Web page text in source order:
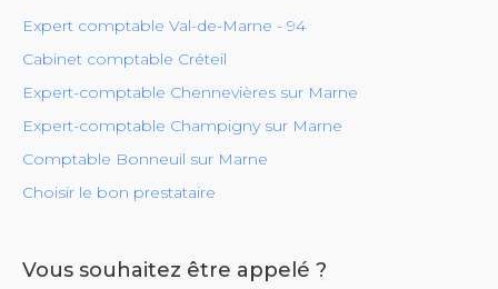
Expert comptable Val-de-Marne - 94
Cabinet comptable Créteil
Expert-comptable Chennevières sur Marne
Expert-comptable Champigny sur Marne
Comptable Bonneuil sur Marne
Choisir le bon prestataire
Vous souhaitez être appelé ?